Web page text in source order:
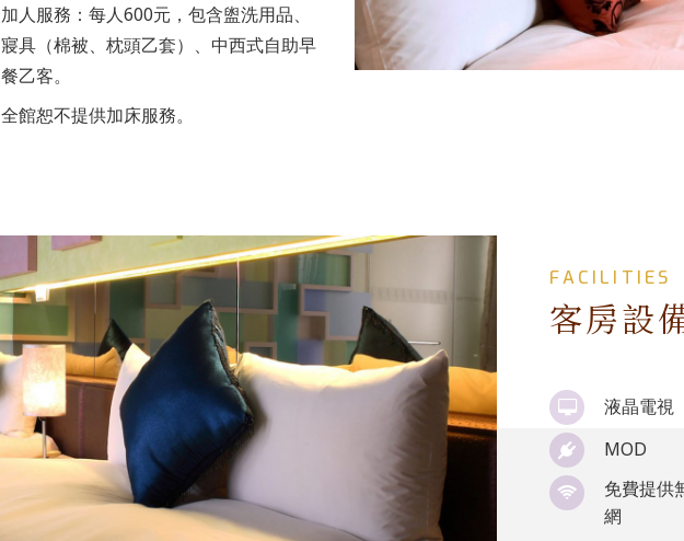
加人服務：每人600元，包含盥洗用品、
寢具（棉被、枕頭乙套）、中西式自助早
餐乙客。
全館恕不提供加床服務。
FACILITIES
客房設
液晶電視
MOD
免費提供
網